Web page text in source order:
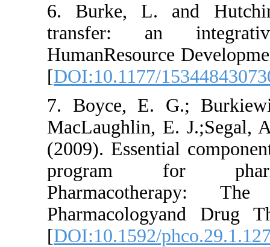
6. Burke, L.
transfer:
[DOI:10.1177/
7. Boyce, E.
MacLaughlin,
(2009).
program
[DOI:10.1592/